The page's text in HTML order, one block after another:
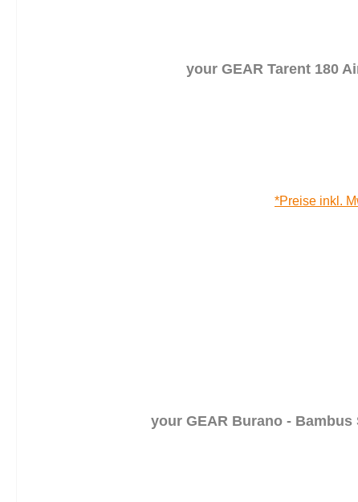
your GEAR Tarent 180
*Preise inkl.
your GEAR Burano -